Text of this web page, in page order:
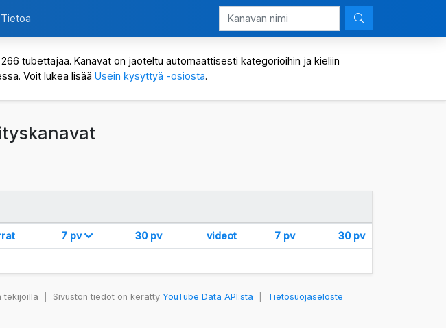
Tietoa
tubettajaa. Kanavat on jaoteltu automaattisesti kategorioihin ja kieliin
Voit lukea lisää Usein kysyttyä -osiosta.
7 pv 30 pv videot 7 pv 30 pv
tekijöillä Sivuston tiedot on kerätty YouTube Data API:sta Tietosuojaseloste